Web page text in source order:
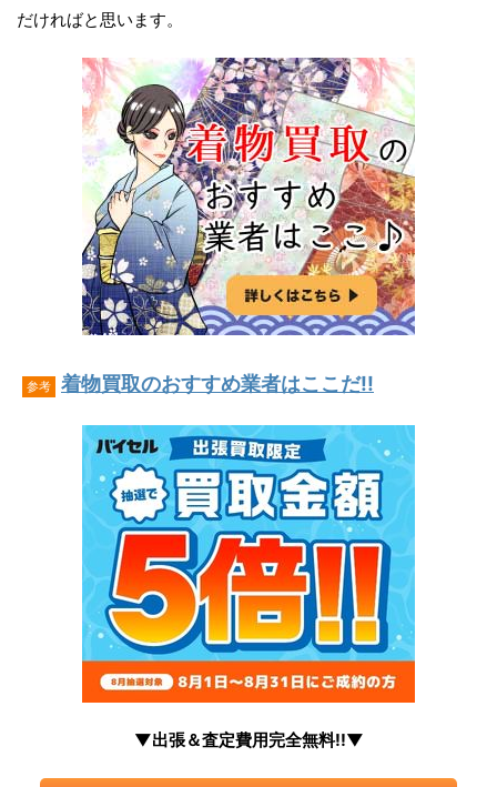
だければと思います。
参考 着物買取のおすすめ業者はここだ!!
▼出張＆査定費用完全無料!!▼